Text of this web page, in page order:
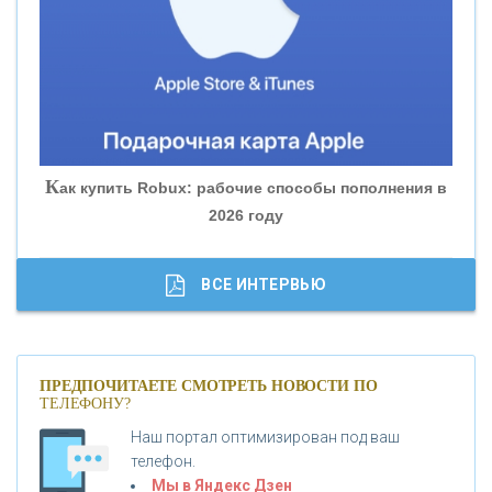
«БАНК ГЛОБЭКС»
«СОВКОМБАНК»
«ГАЗПРОМБАНК»
«МОСКОВСКИЙ КРЕДИТНЫЙ БАНК»
«БАНК ВОЗРОЖДЕНИЕ»
Как купить Robux: рабочие способы пополнения в
2026 году
Банки.ру обновил логотип впервые за 19 лет -
ВСЕ ИНТЕРВЬЮ
ПРЕДПОЧИТАЕТЕ СМОТРЕТЬ НОВОСТИ ПО
ТЕЛЕФОНУ?
Наш портал оптимизирован под ваш
телефон.
Мы в Яндекс Дзен